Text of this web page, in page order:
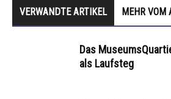
VERWANDTE ARTIKEL MEHR VOM
Das
als Laufsteg